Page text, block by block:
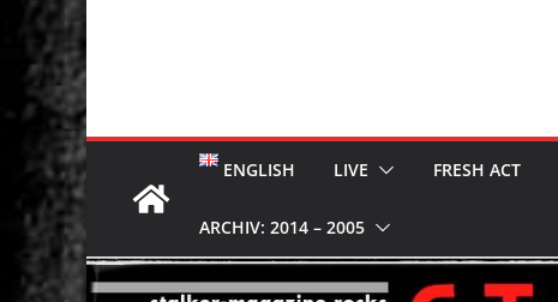
ENGLISH LIVE FRESH ACT
ARCHIV: 2014 – 2005